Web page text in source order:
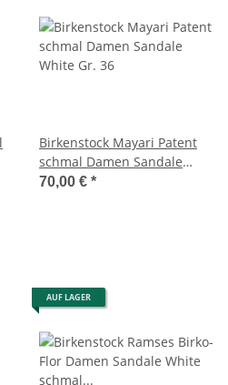
Birkenstock Mayari Patent
schmal Damen Sandale
White Gr. 36
70,00 € *
AUF LAGER